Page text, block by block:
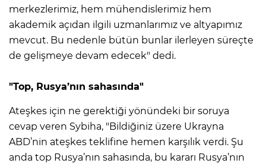
merkezlerimiz, hem mühendislerimiz hem
akademik açıdan ilgili uzmanlarımız ve altyapımız
mevcut. Bu nedenle bütün bunlar ilerleyen süreçte
de gelişmeye devam edecek" dedi.
"Top, Rusya’nın sahasında"
Ateşkes için ne gerektiği yönündeki bir soruya
cevap veren Sybiha, "Bildiğiniz üzere Ukrayna
ABD’nin ateşkes teklifine hemen karşılık verdi. Şu
anda top Rusya’nın sahasında, bu kararı Rusya’nın